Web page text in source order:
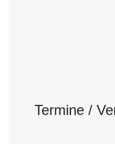
Termine /